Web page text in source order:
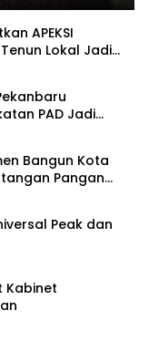
APEKSI
Lokal Jadi
PAD Jadi
Bangun Kota
Pangan
Peak dan
Kabinet